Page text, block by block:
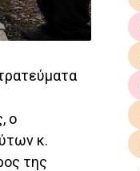
ο
κ.
της